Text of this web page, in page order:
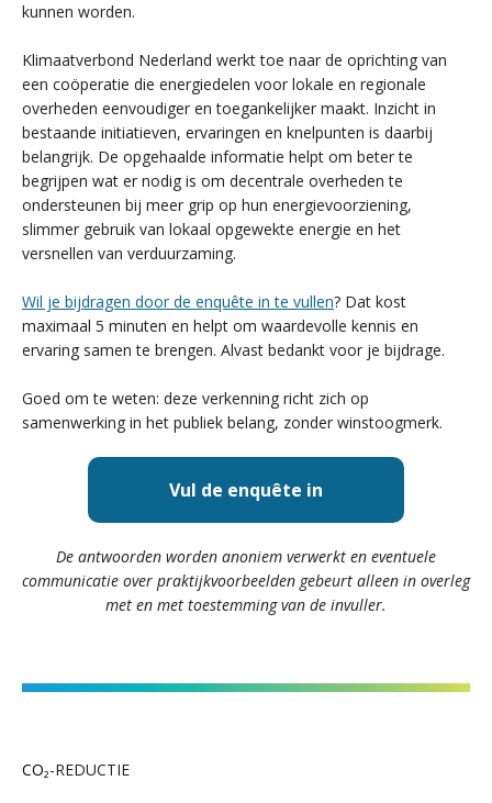
kunnen worden.
Klimaatverbond Nederland werkt toe naar de oprichting van
een coöperatie die energiedelen voor lokale en regionale
overheden eenvoudiger en toegankelijker maakt. Inzicht in
bestaande initiatieven, ervaringen en knelpunten is daarbij
belangrijk. De opgehaalde informatie helpt om beter te
begrijpen wat er nodig is om decentrale overheden te
ondersteunen bij meer grip op hun energievoorziening,
slimmer gebruik van lokaal opgewekte energie en het
versnellen van verduurzaming.
Wil je bijdragen door de enquête in te vullen? Dat kost
maximaal 5 minuten en helpt om waardevolle kennis en
ervaring samen te brengen. Alvast bedankt voor je bijdrage.
Goed om te weten: deze verkenning richt zich op
samenwerking in het publiek belang, zonder winstoogmerk.
Vul de enquête in
De antwoorden worden anoniem verwerkt en eventuele
communicatie over praktijkvoorbeelden gebeurt alleen in overleg
met en met toestemming van de invuller.
CO₂-REDUCTIE